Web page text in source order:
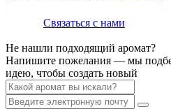
Связаться с нами
Не нашли подходящий аромат?
Напишите пожелания — мы
идею, чтобы создать новый